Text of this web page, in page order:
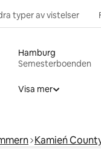
typer av vistelser
Hamburg
Semesterboenden
Visa mer
Kamień